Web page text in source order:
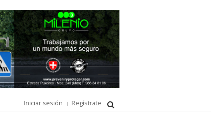
Iniciar sesión Regístrate